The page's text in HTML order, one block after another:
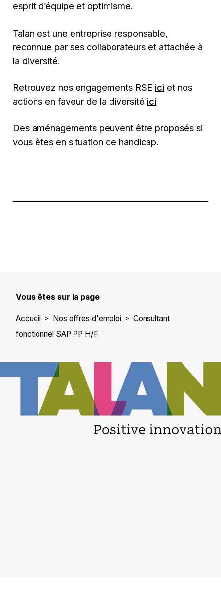
esprit d’équipe et optimisme.
Talan est une entreprise responsable,
reconnue par ses collaborateurs et attachée à
la diversité.
Retrouvez nos engagements RSE ici et nos
actions en faveur de la diversité ici
Des aménagements peuvent être proposés si
vous êtes en situation de handicap.
Vous êtes sur la page
Accueil Nos offres d'emploi
Consultant
fonctionnel SAP PP H/F